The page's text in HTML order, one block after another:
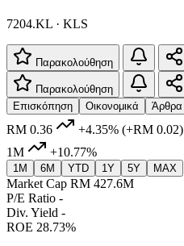
7204.KL · KLS
Παρακολούθηση
Παρακολούθηση
Επισκόπηση
Οικονομικά Άρθρα
RM 0.36 +4.35% (+RM 0.02)
1M
+10.77%
1M 6M YTD 1Y 5Y MAX
Market Cap RM 427.6M
P/E Ratio -
Div. Yield -
ROE 28.73%